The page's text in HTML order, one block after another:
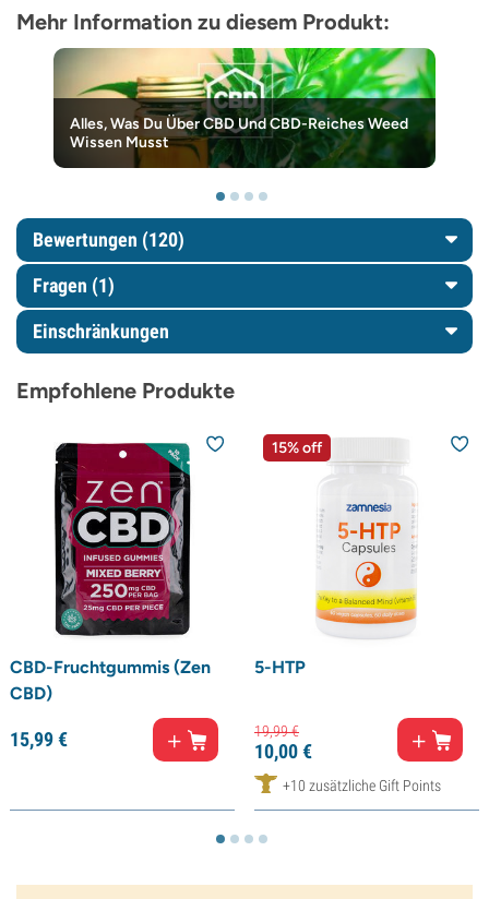
Mehr Information zu diesem Produkt:
Alles, Was Du Über CBD Und CBD-Reiches Weed
Wissen Musst
Bewertungen (120)
Fragen (1)
Einschränkungen
Empfohlene Produkte
CBD-Fruchtgummis (Zen
CBD)
15,99€
15% off
5-HTP
19,99€
10,00€
+10 zusätzliche Gift Points